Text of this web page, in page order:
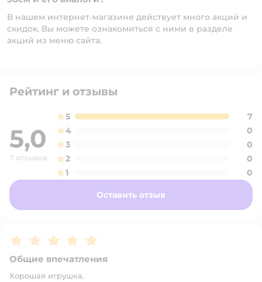
В нашем интернет-магазине действует много акций и
скидок. Вы можете ознакомиться с ними в разделе
акций из меню сайта.
Рейтинг и отзывы
5,0
7 отзывов
5
7
4
0
3
0
2
0
1
0
Оставить отзыв
Рейтинг:5
Общие впечатления
Хорошая игрушка.